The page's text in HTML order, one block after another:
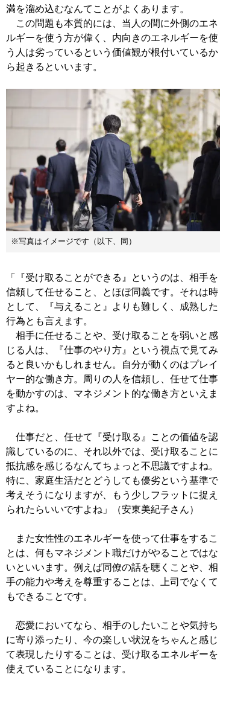
満を溜め込むなんてことがよくあります。
この問題も本質的には、当人の間に外側のエネ
ルギーを使う方が偉く、内向きのエネルギーを使
う人は劣っているという価値観が根付いているか
ら起きるといいます。
※写真はイメージです（以下、同）
「『受け取ることができる』というのは、相手を
信頼して任せること、とほぼ同義です。それは時
として、『与えること』よりも難しく、成熟した
行為とも言えます。
相手に任せることや、受け取ることを弱いと感
じる人は、『仕事のやり方』という視点で見てみ
ると良いかもしれません。自分が動くのはプレイ
ヤー的な働き方。周りの人を信頼し、任せて仕事
を動かすのは、マネジメント的な働き方といえま
すよね。
仕事だと、任せて『受け取る』ことの価値を認
識しているのに、それ以外では、受け取ることに
抵抗感を感じるなんてちょっと不思議ですよね。
特に、家庭生活だとどうしても優劣という基準で
考えそうになりますが、もう少しフラットに捉え
られたらいいですよね」（安東美紀子さん）
また女性性のエネルギーを使って仕事をするこ
とは、何もマネジメント職だけがやることではな
いといいます。例えば同僚の話を聴くことや、相
手の能力や考えを尊重することは、上司でなくて
もできることです。
恋愛においてなら、相手のしたいことや気持ち
に寄り添ったり、今の楽しい状況をちゃんと感じ
て表現したりすることは、受け取るエネルギーを
使えていることになります。